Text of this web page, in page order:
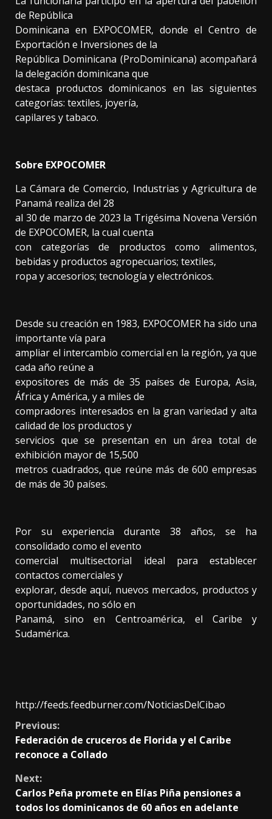
de República
Dominicana en EXPOCOMER, donde el Centro de
Exportación e Inversiones de la
República Dominicana (ProDominicana) acompañará
la delegación dominicana que
destaca productos dominicanos en las siguientes
categorías: textiles, joyería,
capilares y tabaco.
Sobre EXPOCOMER
La Cámara de Comercio, Industrias y Agricultura de
Panamá realiza del 28
al 30 de marzo de 2023 la Trigésima Novena Versión
de EXPOCOMER, la cual cuenta
con categorías de productos como alimentos,
bebidas y productos agropecuarios; textiles,
ropa y accesorios; tecnología y electrónicos.
Desde su creación en 1983, EXPOCOMER ha sido una
importante vía para
ampliar el intercambio comercial en la región, ya que
cada año reúne a
expositores de más de 35 países de Europa, Asia,
África y América, y a miles de
compradores interesados en la gran variedad y alta
calidad de los productos y
servicios que se presentan en un área total de
exhibición mayor de 15,500
metros cuadrados, que reúne más de 600 empresas
de más de 30 países.
Por su experiencia durante 38 años, se ha
consolidado como el evento
comercial multisectorial ideal para establecer
contactos comerciales y
explorar, desde aquí, nuevos mercados, productos y
oportunidades, no sólo en
Panamá, sino en Centroamérica, el Caribe y
Sudamérica.
http://feeds.feedburner.com/NoticiasDelCibao
Continue
Reading
Previous:
Federación de cruceros de Florida y el Caribe
reconoce a Collado
Next:
Carlos Peña promete en Elías Piña pensiones a
todos los dominicanos de 60 años en adelante